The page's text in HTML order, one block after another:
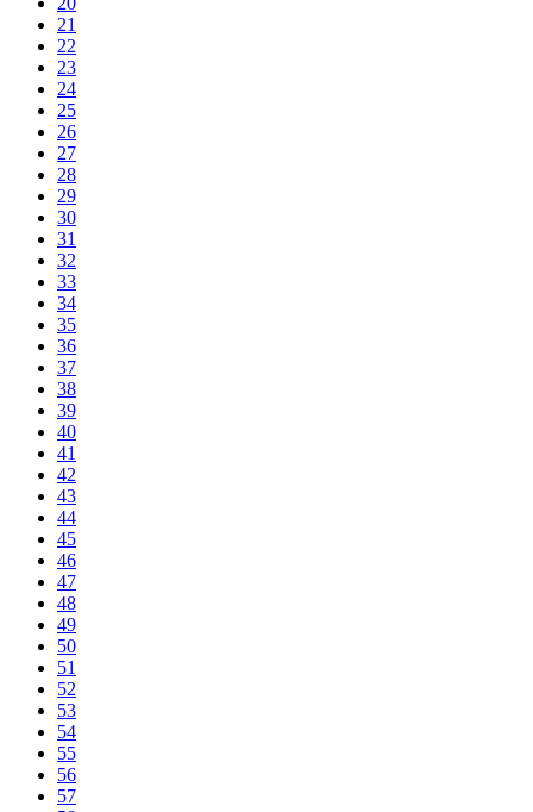
21
22
23
24
25
26
27
28
29
30
31
32
33
34
35
36
37
38
39
40
41
42
43
44
45
46
47
48
49
50
51
52
53
54
55
56
57